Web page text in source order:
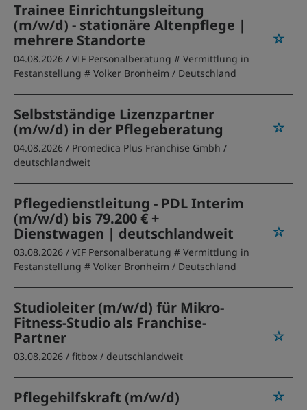
Trainee Einrichtungsleitung
(m/w/d) - stationäre Altenpflege |
mehrere Standorte
04.08.2026 / VIF Personalberatung # Vermittlung in
Festanstellung # Volker Bronheim / Deutschland
Selbstständige Lizenzpartner
(m/w/d) in der Pflegeberatung
04.08.2026 / Promedica Plus Franchise Gmbh /
deutschlandweit
Pflegedienstleitung - PDL Interim
(m/w/d) bis 79.200 € +
Dienstwagen | deutschlandweit
03.08.2026 / VIF Personalberatung # Vermittlung in
Festanstellung # Volker Bronheim / Deutschland
Studioleiter (m/w/d) für Mikro-
Fitness-Studio als Franchise-
Partner
03.08.2026 / fitbox / deutschlandweit
Pflegehilfskraft (m/w/d)